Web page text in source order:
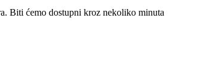
Biti ćemo dostupni kroz nekoliko minuta